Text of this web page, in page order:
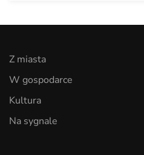
Z miasta
W gospodarce
Kultura
Na sygnale